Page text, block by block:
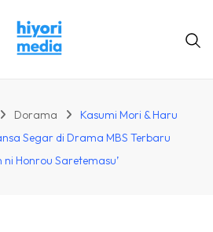
Dorama
Kasumi Mori & Haru
Segar di Drama MBS Terbaru
ni Honrou Saretemasu’